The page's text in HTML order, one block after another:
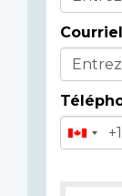
Courriel